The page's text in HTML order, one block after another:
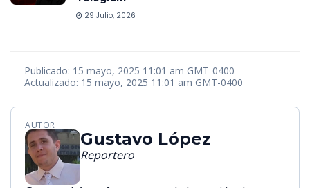
29 Julio, 2026
Publicado: 15 mayo, 2025 11:01 am GMT-0400
Actualizado: 15 mayo, 2025 11:01 am GMT-0400
AUTOR
Gustavo López
Reportero